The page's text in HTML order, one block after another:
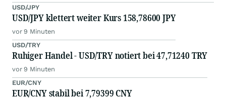
USD/JPY
USD/JPY klettert weiter Kurs 158,78600 JPY
vor 9 Minuten
USD/TRY
Ruhiger Handel - USD/TRY notiert bei 47,71240 TRY
vor 9 Minuten
EUR/CNY
EUR/CNY stabil bei 7,79399 CNY